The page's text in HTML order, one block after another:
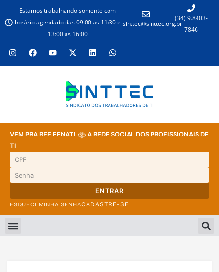
Estamos trabalhando somente com
horário agendado das 09:00 as 11:30 e
13:00 as 16:00
sinttec@sinttec.org.br
(34) 9.8403-
7846
VEM PRA BEE FENATI
A REDE SOCIAL DOS PROFISSIONAIS DE
TI
ENTRAR
ESQUECI MINHA SENHACADASTRE-SE